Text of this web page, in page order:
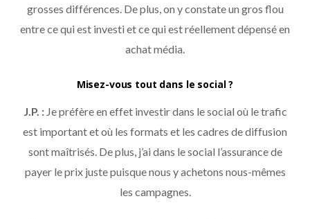
grosses différences. De plus, on y constate un gros flou
entre ce qui est investi et ce qui est réellement dépensé en
achat média.
Misez-vous tout dans le social ?
J.P. : Je préfère en effet investir dans le social où le trafic
est important et où les formats et les cadres de diffusion
sont maîtrisés. De plus, j’ai dans le social l’assurance de
payer le prix juste puisque nous y achetons nous-mêmes
les campagnes.